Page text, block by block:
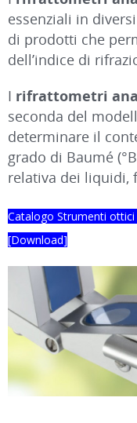
essenziali in
di prodotti che
dell’indice di
I rifrattometri
seconda del
determinare il
grado di Baumé
relativa dei liquidi,
Catalogo Strumenti
[Download]